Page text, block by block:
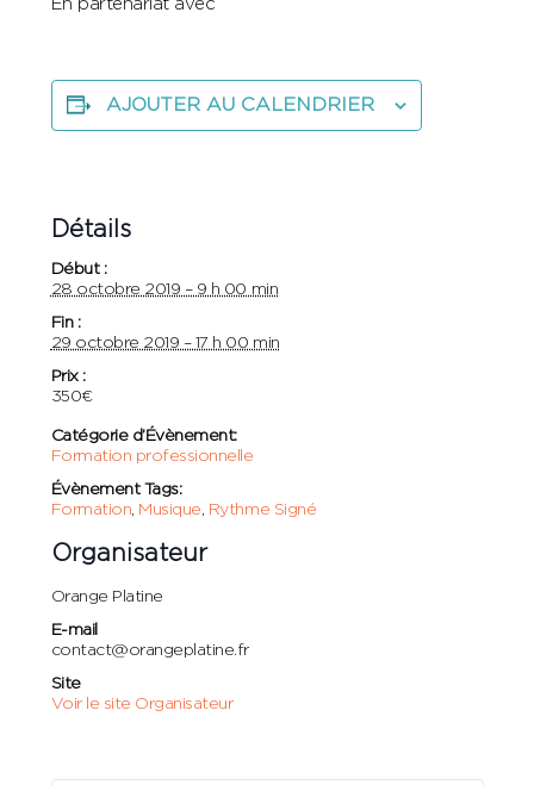
En partenariat avec
AJOUTER AU CALENDRIER
Détails
Début :
28 octobre 2019 – 9 h 00 min
Fin :
29 octobre 2019 – 17 h 00 min
Prix :
350€
Catégorie d’Évènement:
Formation professionnelle
Évènement Tags:
Formation, Musique, Rythme Signé
Organisateur
Orange Platine
E-mail
contact@orangeplatine.fr
Site
Voir le site Organisateur